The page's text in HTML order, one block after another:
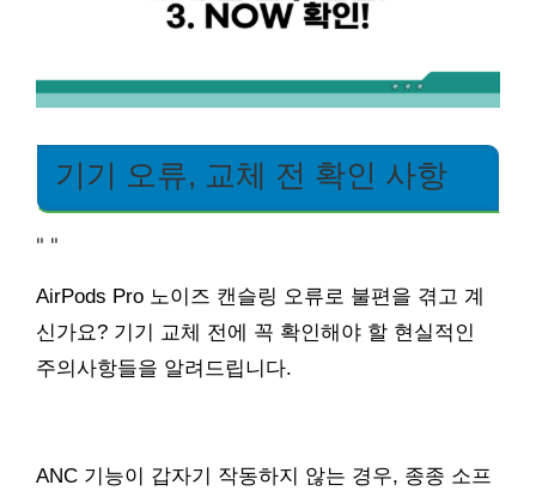
기기 오류, 교체 전 확인 사항
" "
AirPods Pro 노이즈 캔슬링 오류로 불편을 겪고 계
신가요? 기기 교체 전에 꼭 확인해야 할 현실적인
주의사항들을 알려드립니다.
ANC 기능이 갑자기 작동하지 않는 경우, 종종 소프